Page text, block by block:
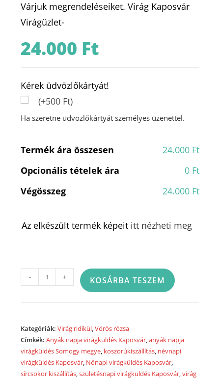
Várjuk megrendeléseiket. Virág Kaposvár
Virágüzlet-
24.000 Ft
Kérek üdvözlőkártyát!
(+500 Ft)
Ha szeretne üdvözlőkártyát személyes üzenettel.
Termék ára összesen
24.000 Ft
Opcionális tételek ára
0 Ft
Végösszeg
24.000 Ft
Az elkészült termék képeit itt nézheti meg
rózsa
rose
flower
bag
-
- + KOSÁRBA TESZEM
Kategóriák:Virág ridikül,Vörös rózsa
Címkék:Anyák napja virágküldés Kaposvár,anyák napja
virágküldés Somogy megye, koszorúkiszállítás, névnapi
virágküldés Kaposvár, Nőnapi virágküldés Kaposvár,
sírcsokor kiszállítás,születésnapi virágküldés Kaposvár,virág